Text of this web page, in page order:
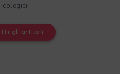
gli articoli